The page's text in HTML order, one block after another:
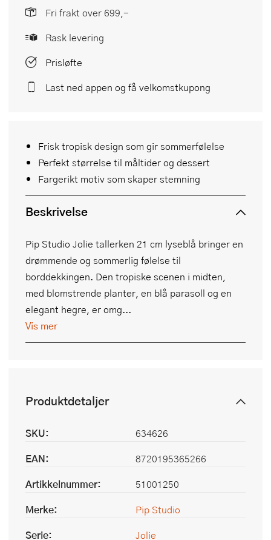
Frisk tropisk design som gir sommerfølelse
Perfekt størrelse til måltider og dessert
Fargerikt motiv som skaper stemning
Beskrivelse
Pip Studio Jolie tallerken 21 cm lyseblå bringer en
drømmende og sommerlig følelse til
borddekkingen. Den tropiske scenen i midten,
med blomstrende planter, en blå parasoll og en
elegant hegre, er omg...
Vis mer
Fri frakt over 699,-
Rask levering
Prisløfte
Last ned appen og få velkomstkupong
Produktdetaljer
SKU:
634626
EAN:
8720195365266
Artikkelnummer:
51001250
Merke:
Pip Studio
Serie:
Jolie